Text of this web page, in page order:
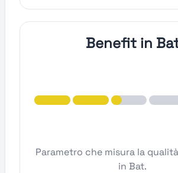
Benefit in
Parametro che misura la
in Bat.